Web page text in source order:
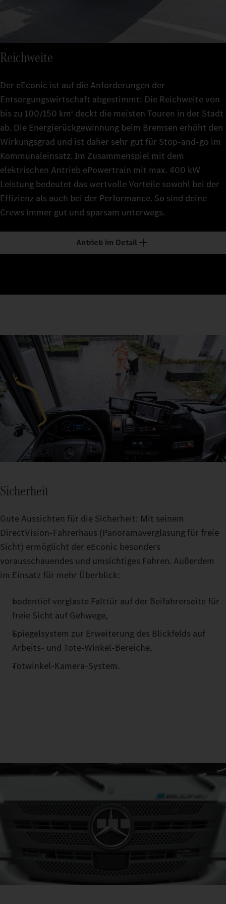
Reichweite
Der eEconic ist auf die Anforderungen der
Entsorgungswirtschaft abgestimmt: Die Reichweite von
bis zu 100/150 km 1 deckt die meisten Touren in der Stadt
ab. Die Energierückgewinnung beim Bremsen erhöht den
Wirkungsgrad und ist daher sehr gut für Stop-and-go im
Kommunaleinsatz. Im Zusammenspiel mit dem
elektrischen Antrieb ePowertrain mit max. 400 kW
Leistung bedeutet das wertvolle Vorteile sowohl bei der
Effizienz als auch bei der Performance. So sind deine
Crews immer gut und sparsam unterwegs.
Antrieb im Detail
Sicherheit
Gute Aussichten für die Sicherheit: Mit seinem
DirectVision-Fahrerhaus (Panoramaverglasung für freie
Sicht) ermöglicht der eEconic besonders
vorausschauendes und umsichtiges Fahren. Außerdem
im Einsatz für mehr Überblick:
bodentief verglaste Falttür auf der Beifahrerseite für
freie Sicht auf Gehwege,
Spiegelsystem zur Erweiterung des Blickfelds auf
Arbeits- und Tote-Winkel-Bereiche,
Totwinkel-Kamera-System.